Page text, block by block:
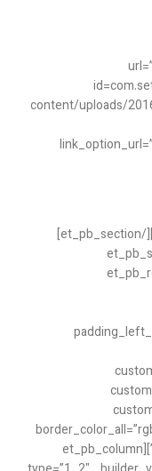
content/uploads/
[/et_pb_blurb][/et_pb_column][/et_pb_row][/et_pb_section]
_builder_version=”3.22″
custom_width_px=”1280px” collapsed=”off”][et_pb_column